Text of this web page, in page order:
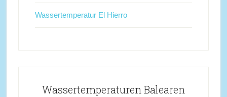
Wassertemperatur El Hierro
Wassertemperaturen Balearen